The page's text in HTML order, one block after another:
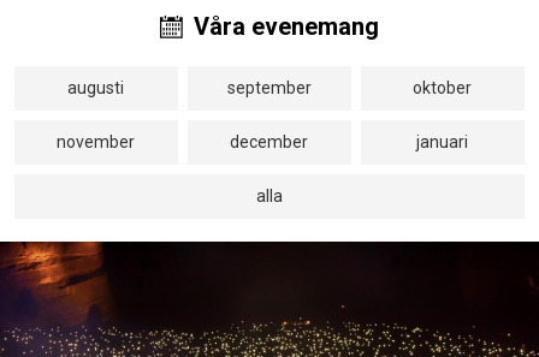
Våra evenemang
augusti september oktober
november december januari
alla